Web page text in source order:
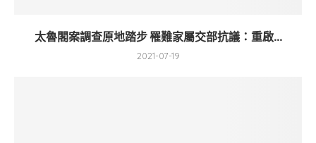
太魯閣案調查原地踏步 罹難家屬交部抗議：重啟...
2021-07-19